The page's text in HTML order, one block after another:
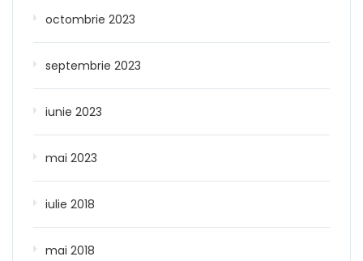
octombrie 2023
septembrie 2023
iunie 2023
mai 2023
iulie 2018
mai 2018